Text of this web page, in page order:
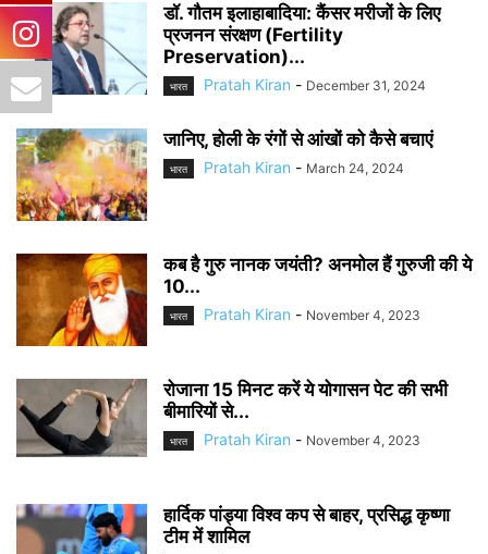
डॉ. गौतम इलाहाबादिया: कैंसर मरीजों के लिए
प्रजनन संरक्षण (Fertility
Preservation)...
भारत Pratah Kiran - December 31, 2024
जानिए, होली के रंगों से आंखों को कैसे बचाएं
भारत Pratah Kiran - March 24, 2024
कब है गुरु नानक जयंती? अनमोल हैं गुरुजी की ये
10...
भारत Pratah Kiran - November 4, 2023
रोजाना 15 मिनट करें ये योगासन पेट की सभी
बीमारियों से...
भारत Pratah Kiran - November 4, 2023
हार्दिक पांड्या विश्व कप से बाहर, प्रसिद्ध कृष्णा
टीम में शामिल